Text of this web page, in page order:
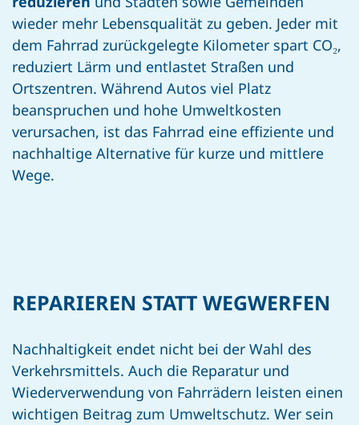
wieder mehr Lebensqualität zu geben. Jeder mit
dem Fahrrad zurückgelegte Kilometer spart CO₂,
reduziert Lärm und entlastet Straßen und
Ortszentren. Während Autos viel Platz
beanspruchen und hohe Umweltkosten
verursachen, ist das Fahrrad eine effiziente und
nachhaltige Alternative für kurze und mittlere
Wege.
REPARIEREN STATT WEGWERFEN
Nachhaltigkeit endet nicht bei der Wahl des
Verkehrsmittels. Auch die Reparatur und
Wiederverwendung von Fahrrädern leisten einen
wichtigen Beitrag zum Umweltschutz. Wer sein